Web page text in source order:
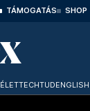
TÁMOGATÁS SHOP
ÉLETTECHTUDENGLISH